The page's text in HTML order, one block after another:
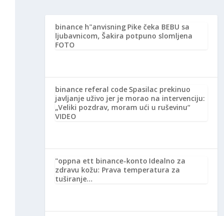
binance h"anvisning Pike čeka BEBU sa
ljubavnicom, Šakira potpuno slomljena
FOTO
binance referal code Spasilac prekinuo
javljanje uživo jer je morao na intervenciju:
„Veliki pozdrav, moram ući u ruševinu“
VIDEO
"oppna ett binance-konto Idealno za
zdravu kožu: Prava temperatura za
tuširanje…